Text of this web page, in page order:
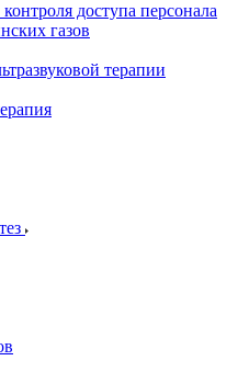
доступа персонала
газов
терапии